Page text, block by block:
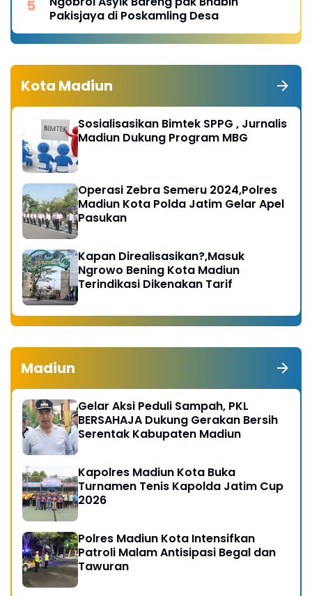
Pakisjaya di Poskamling Desa
Kota Madiun
Sosialisasikan Bimtek SPPG , Jurnalis
Madiun Dukung Program MBG
Operasi Zebra Semeru 2024,Polres
Madiun Kota Polda Jatim Gelar Apel
Pasukan
Kapan Direalisasikan?,Masuk
Ngrowo Bening Kota Madiun
Terindikasi Dikenakan Tarif
Madiun
Gelar Aksi Peduli Sampah, PKL
BERSAHAJA Dukung Gerakan Bersih
Serentak Kabupaten Madiun
Kapolres Madiun Kota Buka
Turnamen Tenis Kapolda Jatim Cup
2026
Polres Madiun Kota Intensifkan
Patroli Malam Antisipasi Begal dan
Tawuran